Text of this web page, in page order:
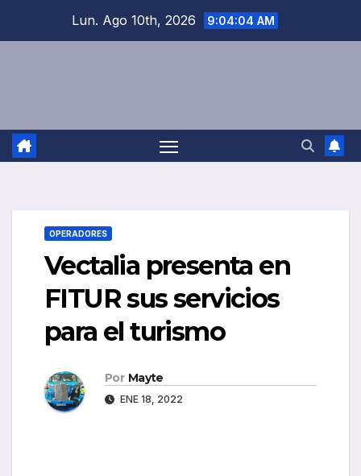
Lun. Ago 10th, 2026 9:04:05 AM
OPERADORES
Vectalia presenta en
FITUR sus servicios
para el turismo
Por Mayte
ENE 18, 2022